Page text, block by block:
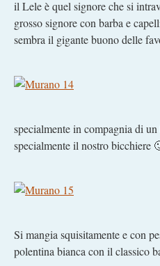
il Lele è quel signore che si
grosso signore con barba e
sembra il gigante buono delle
specialmente in compagnia di
specialmente il nostro bicchiere
Si mangia squisitamente e con
polentina bianca con il classico